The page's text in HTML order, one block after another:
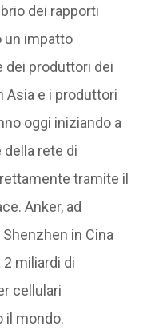
dei rapporti
un impatto
dei produttori dei
Asia e i produttori
oggi iniziando a
rete di
tramite il
Anker, ad
in Cina
miliardi di
cellulari
il mondo.